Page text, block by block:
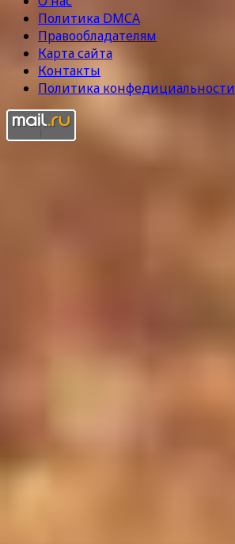
Политика DMCA
Правообладателям
Карта сайта
Контакты
Политика конфедициальности